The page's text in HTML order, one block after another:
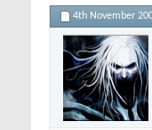
4th November